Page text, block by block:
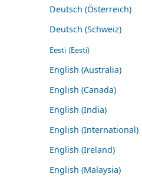
Deutsch (Österreich)
Deutsch (Schweiz)
Eesti (Eesti)
English (Australia)
English (Canada)
English (India)
English (International)
English (Ireland)
English (Malaysia)